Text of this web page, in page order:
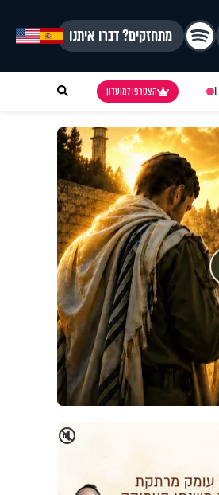
מתחזקים? דברו איתנו
הצטרפו למועדון
🔇